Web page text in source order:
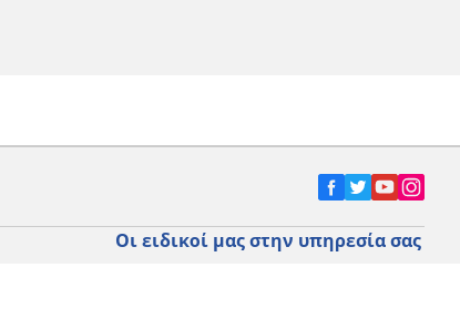
Οι ειδικοί μας στην υπηρεσία σας